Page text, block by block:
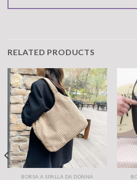
RELATED PRODUCTS
BORSA A SPALLA DA DONNA